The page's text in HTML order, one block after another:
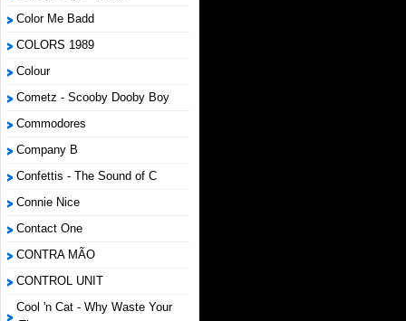
Color Me Badd
COLORS 1989
Colour
Cometz - Scooby Dooby Boy
Commodores
Company B
Confettis - The Sound of C
Connie Nice
Contact One
CONTRA MÃO
CONTROL UNIT
Cool 'n Cat - Why Waste Your